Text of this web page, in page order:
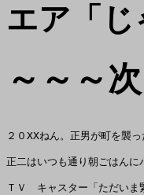
エア「
～～～
２０XXねん。正男が町を襲っ
正二はいつも通り朝ごはんに
ＴＶ　キャスター「ただい